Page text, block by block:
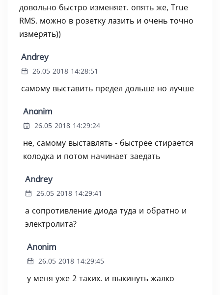
довольно быстро изменяет. опять же, True
RMS. можно в розетку лазить и очень точно
измерять))
Andrey
26.05 2018 14:28:51
самому выставить предел дольше но лучше
Anonim
26.05 2018 14:29:24
не, самому выставлять - быстрее стирается
колодка и потом начинает заедать
Andrey
26.05 2018 14:29:41
а сопротивление диода туда и обратно и
электролита?
Anonim
26.05 2018 14:29:45
у меня уже 2 таких. и выкинуть жалко